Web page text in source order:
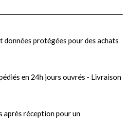
données protégées pour des achats
en 24h jours ouvrés - Livraison
après réception pour un